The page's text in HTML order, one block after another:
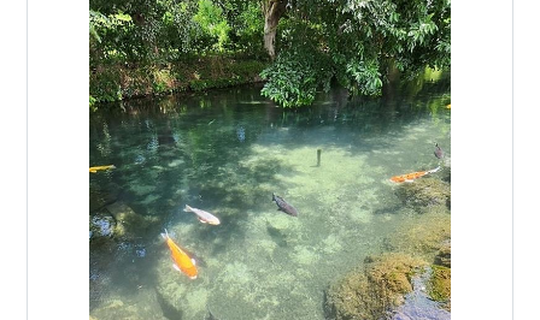
の、あるいは在来と外来のコイが交雑したものである。
コイの放流が各地で行われている。しかし、在来のコイ
ではない養殖したコイや観賞用のコイ（錦鯉）を河川等
に放すと、固有種との交雑により固有種の絶滅が危惧さ
れている。また、コイは雑食性であり水生生物を貪欲に
摂食するため、往々にして水生生物相の単純化を招く。
その為、国際自然保護連合では、コイを『世界の侵略的
外来種ワースト100』の中に記載している。